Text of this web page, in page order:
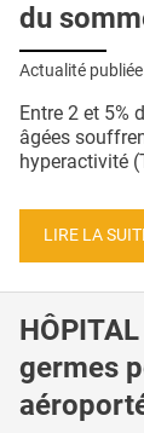
du
Actualité publiée
Entre 2 et 5%
âgées
hyperactivité
LIRE LA
germes